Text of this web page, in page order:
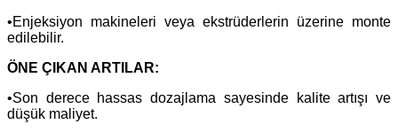
•Enjeksiyon makineleri veya ekstrüderlerin üzerine monte
edilebilir.
ÖNE ÇIKAN ARTILAR:
•Son derece hassas dozajlama sayesinde kalite artışı ve
düşük maliyet.